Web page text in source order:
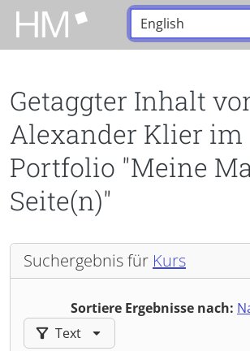
Zum Hauptinhalt zurückspringen
Sprache:
Getaggter Inhalt
Alexander Klier im
Portfolio "Meine
Seite(n)"
Suchergebnis für Kurs
Sortiere Ergebnisse nach:
Ergebnisse filtern nach:
Text